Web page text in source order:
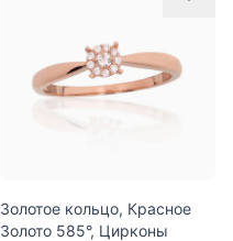
Золотое кольцо, Красное
Золото 585°, Цирконы